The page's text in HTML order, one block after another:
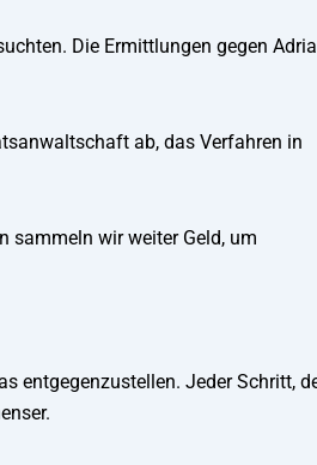
Die Ermittlungen gegen
ab, das Verfahren in
sammeln wir weiter Geld, um
entgegenzustellen. Jeder Schritt,